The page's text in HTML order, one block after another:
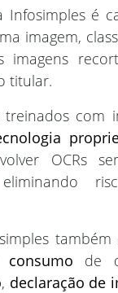
Infosimples é
imagem,
titular.
com
OCRs
também
de
, declaração de